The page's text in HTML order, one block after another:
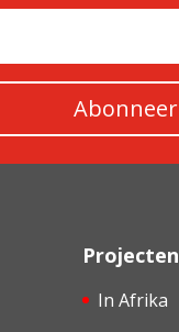
Abonneer
Projecten
In Afrika